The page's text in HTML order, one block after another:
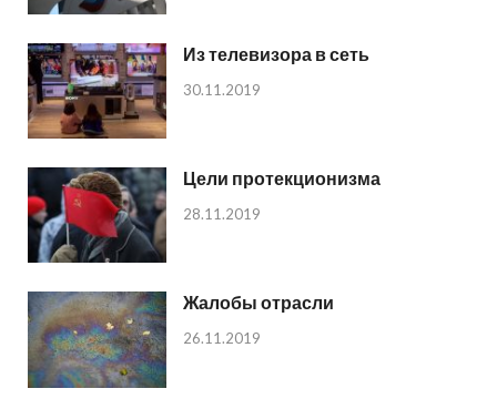
Из телевизора в сеть
30.11.2019
Цели протекционизма
28.11.2019
Жалобы отрасли
26.11.2019